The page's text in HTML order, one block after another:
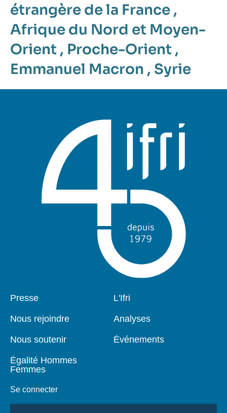
étrangère de la France ,
Afrique du Nord et Moyen-
Orient , Proche-Orient ,
Emmanuel Macron , Syrie
Pied
Presse
Nous rejoindre
Nous soutenir
Égalité Hommes
Femmes
Se connecter
Navigation
L'Ifri
Analyses
Événements